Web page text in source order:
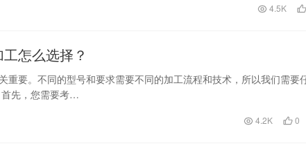
4.5K
怎么选择？
重要。不同的型号和要求需要不同的加工流程和技术，所以我们需要
首先，您需要考…
4.2K 0